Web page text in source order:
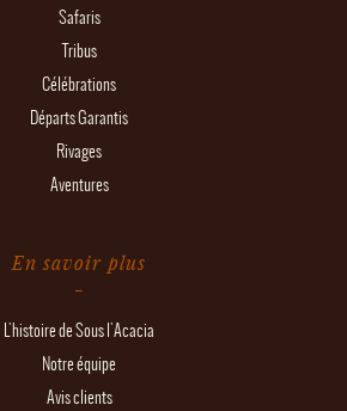
Safaris
Tribus
Célébrations
Départs Garantis
Rivages
Aventures
En savoir plus
L'histoire de Sous l'Acacia
Notre équipe
Avis clients